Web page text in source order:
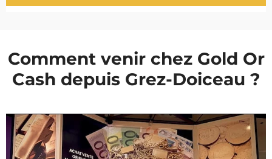
Comment venir chez Gold Or
Cash depuis Grez-Doiceau ?